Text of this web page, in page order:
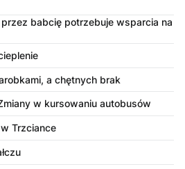
babcię potrzebuje wsparcia na
a chętnych brak
w kursowaniu autobusów
Trzciance